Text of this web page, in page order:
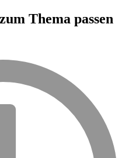
Thema passen